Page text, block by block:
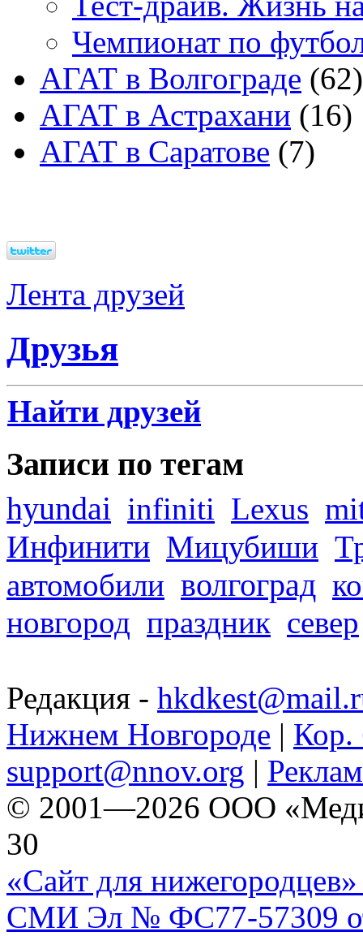
Чемпионат по
АГАТ в Волгограде (62)
АГАТ в Астрахани (16)
АГАТ в Саратове (7)
Лента друзей
Друзья
Найти друзей
Записи по тегам
hyundai infiniti Lexus
Инфинити Мицубиши
автомобили волгоград
новгород праздник север
Редакция -
Нижнем Новгороде | Кор.
support@nnov.org |
© 2001—2026 ООО
30
«Сайт для нижегородцев»
СМИ Эл № ФС77-57309